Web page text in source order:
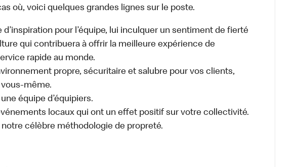
où, voici quelques grandes lignes sur le poste.
d’inspiration pour l’équipe, lui inculquer un sentiment de fierté
qui contribuera à offrir la meilleure expérience de
rapide au monde.
propre, sécuritaire et salubre pour vos clients,
même.
équipe d’équipiers.
locaux qui ont un effet positif sur votre collectivité.
célèbre méthodologie de propreté.